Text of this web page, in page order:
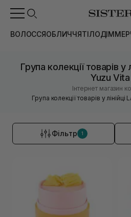
ВОЛОССЯОБЛИЧЧЯТІЛОДІМ
Група колекції товарів у
Yuzu
Інтернет магазин
Група колекції товарів у лінійці
Фільтр 1